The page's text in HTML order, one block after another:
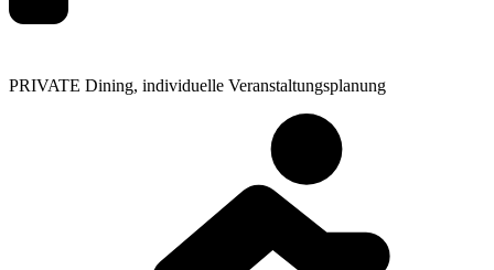
PRIVATE Dining, individuelle Veranstaltungsplanung